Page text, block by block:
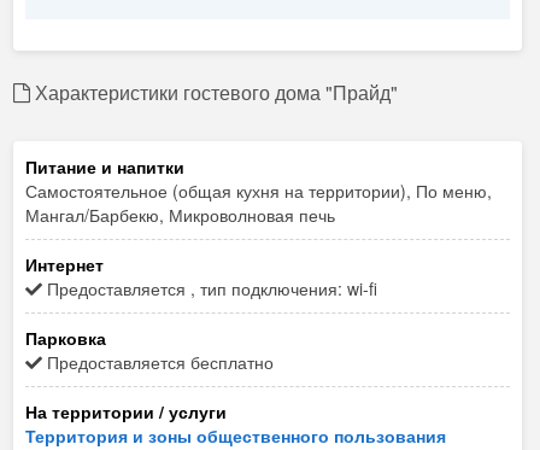
Характеристики гостевого дома "Прайд"
Питание и напитки
Самостоятельное (общая кухня на территории), По меню,
Мангал/Барбекю, Микроволновая печь
Интернет
Предоставляется , тип подключения: wi-fi
Парковка
Предоставляется бесплатно
На территории / услуги
Территория и зоны общественного пользования